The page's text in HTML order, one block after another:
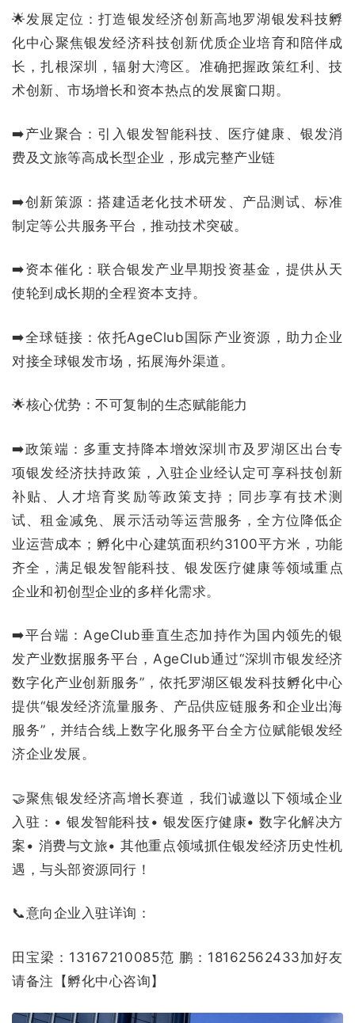
🌟发展定位：打造银发经济创新高地罗湖银发科技孵
化中心聚焦银发经济科技创新优质企业培育和陪伴成
长，扎根深圳，辐射大湾区。准确把握政策红利、技
术创新、市场增长和资本热点的发展窗口期。
➡️产业聚合：引入 银发智能科技 、医疗健康、银发消
费及文旅等高成长型企业，形成完整产业链
➡️创新策源：搭建适老化技术研发、产品测试、标准
制定等公共服务平台，推动技术突破。
➡️资本催化：联合银发产业早期投资基金，提供从天
使轮到成长期的全程资本支持。
➡️全球链接：依托AgeClub国际产业资源，助力企业
对接全球银发市场，拓展海外渠道。
🌟核心优势：不可复制的生态赋能能力
➡️政策端：多重支持降本增效深圳市及罗湖区出台专
项银发经济扶持政策，入驻企业经认定可享科技创新
补贴、人才培育奖励等政策支持；同步享有技术测
试、租金减免、展示活动等运营服务，全方位降低企
业运营成本；孵化中心建筑面积约3100平方米，功能
齐全，满足银发智能科技、银发医疗健康等领域重点
企业和初创型企业的多样化需求。
➡️平台端：AgeClub垂直生态加持作为国内领先的银
发产业数据服务平台，AgeClub通过“深圳市银发经济
数字化产业创新服务”，依托罗湖区银发科技孵化中心
提供“银发经济流量服务、产品供应链服务和企业出海
服务”，并结合线上数字化服务平台全方位赋能银发经
济企业发展。
🤝聚焦银发经济高增长赛道，我们诚邀以下领域企业
入驻：• 银发智能科技• 银发医疗健康• 数字化解决方
案• 消费与文旅• 其他重点领域抓住银发经济历史性机
遇，与头部资源同行！
📞意向企业入驻详询：
田宝梁：13167210085范 鹏：18162562433加好友
请备注【孵化中心咨询】